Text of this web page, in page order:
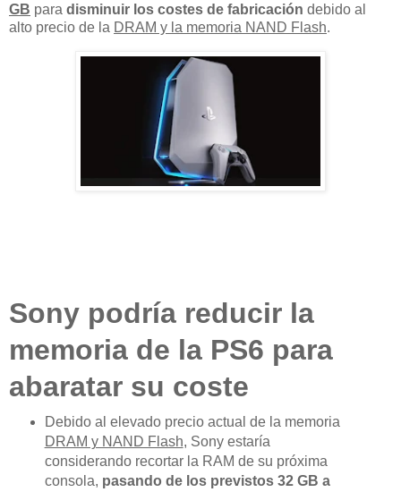
GB para disminuir los costes de fabricación debido al
alto precio de la DRAM y la memoria NAND Flash.
Sony podría reducir la
memoria de la PS6 para
abaratar su coste
Debido al elevado precio actual de la memoria
DRAM y NAND Flash, Sony estaría
considerando recortar la RAM de su próxima
consola, pasando de los previstos 32 GB a